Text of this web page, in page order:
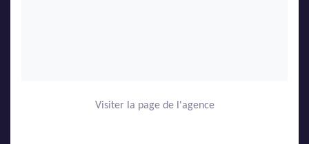
Visiter la page de l'agence